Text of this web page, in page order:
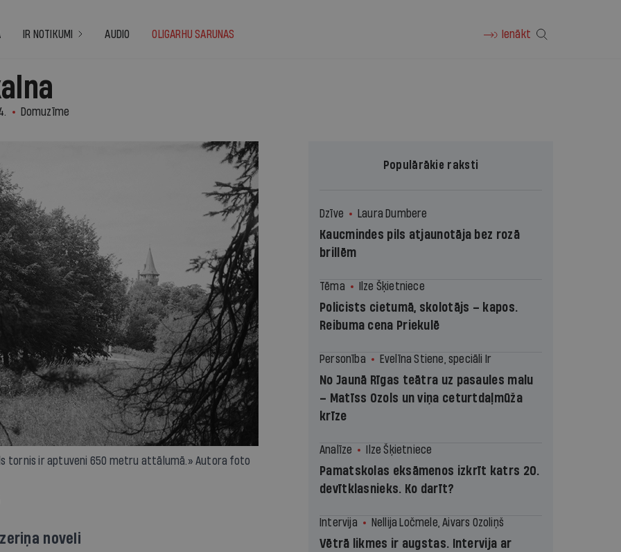
IR NOTIKUMI AUDIO OLIGARHU SARUNAS Ienākt
Domuzīme
tornis ir aptuveni 650 metru attālumā.» Autora foto
noveli
Populārākie raksti
Dzīve Laura Dumbere
Kaucmindes pils atjaunotāja bez rozā
brillēm
Tēma Ilze Šķietniece
Policists cietumā, skolotājs – kapos.
Reibuma cena Priekulē
Personība Evelīna Stiene, speciāli Ir
No Jaunā Rīgas teātra uz pasaules malu
– Matīss Ozols un viņa ceturtdaļmūža
krīze
Analīze Ilze Šķietniece
Pamatskolas eksāmenos izkrīt katrs 20.
devītklasnieks. Ko darīt?
Intervija Nellija Ločmele, Aivars Ozoliņš
Vētrā likmes ir augstas. Intervija ar